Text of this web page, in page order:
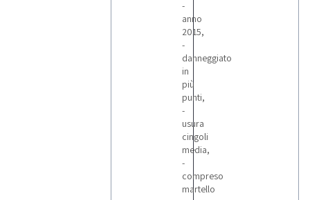
-
anno
2015,
-
danneggiato
in
più
punti,
-
usura
cingoli
media,
-
compreso
martello